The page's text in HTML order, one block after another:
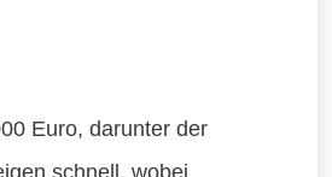
Euro, darunter der